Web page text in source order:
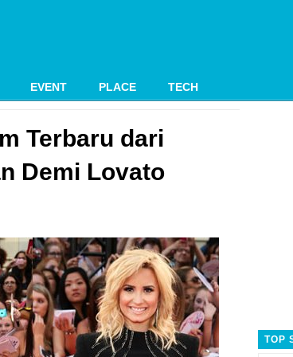
EVENT PLACE TECH
Terbaru dari
Demi Lovato
TOP